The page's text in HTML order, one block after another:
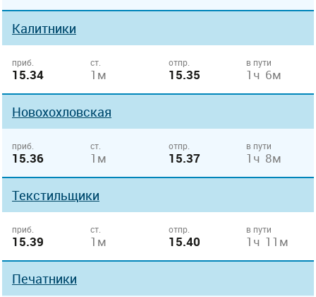
Калитники
приб.
15.34
ст.
1м
отпр.
15.35
в пути
1ч 6м
Новохохловская
приб.
15.36
ст.
1м
отпр.
15.37
в пути
1ч 8м
Текстильщики
приб.
15.39
ст.
1м
отпр.
15.40
в пути
1ч 11м
Печатники